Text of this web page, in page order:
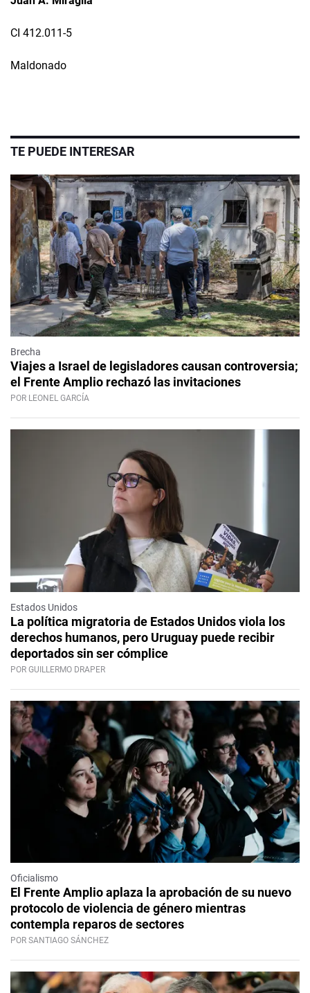
CI 412.011-5
Maldonado
TE PUEDE INTERESAR
Brecha
Viajes a Israel de legisladores causan controversia;
el Frente Amplio rechazó las invitaciones
POR LEONEL GARCÍA
Estados Unidos
La política migratoria de Estados Unidos viola los
derechos humanos, pero Uruguay puede recibir
deportados sin ser cómplice
POR GUILLERMO DRAPER
Oficialismo
El Frente Amplio aplaza la aprobación de su nuevo
protocolo de violencia de género mientras
contempla reparos de sectores
POR SANTIAGO SÁNCHEZ